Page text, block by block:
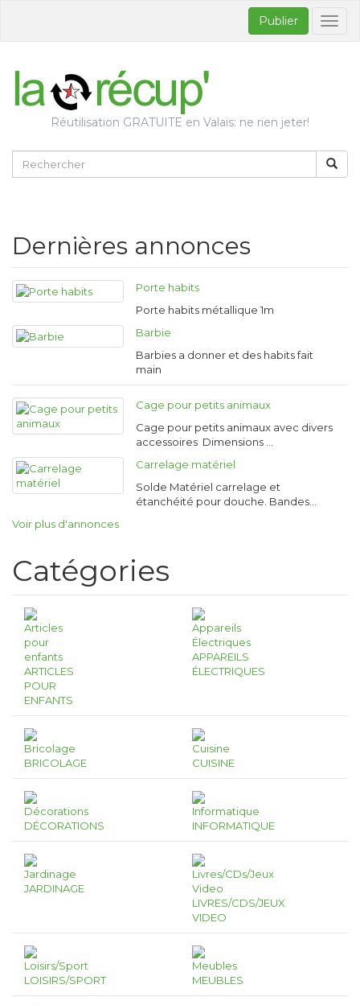
Publier
Réutilisation GRATUITE en Valais: ne rien jeter!
Dernières annonces
Porte habits
Porte habits métallique 1m
Barbie
Barbies a donner et des habits fait
main
Cage pour petits animaux
Cage pour petits animaux avec divers
accessoires Dimensions …
Carrelage matériel
Solde Matériel carrelage et
étanchéité pour douche. Bandes…
Voir plus d'annonces
Catégories
ARTICLES
POUR
ENFANTS
APPAREILS
ÉLECTRIQUES
BRICOLAGE CUISINE
DÉCORATIONS INFORMATIQUE
JARDINAGE
LIVRES/CDS/JEUX
VIDEO
LOISIRS/SPORT MEUBLES